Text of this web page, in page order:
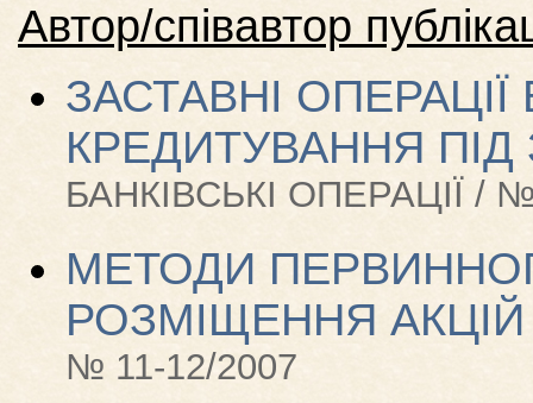
Автор/співавтор
ЗАСТАВНІ
КРЕДИТУВАННЯ ПІД
БАНКІВСЬКІ ОПЕРАЦІЇ /
МЕТОДИ
РОЗМІЩЕННЯ
№ 11-12/2007